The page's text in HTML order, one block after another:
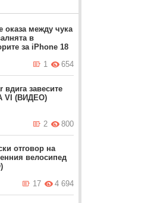
оказа между чука
в
за iPhone 18
654
1
вдига завесите
VI (ВИДЕО)
800
2
отговор на
велосипед
4 694
17